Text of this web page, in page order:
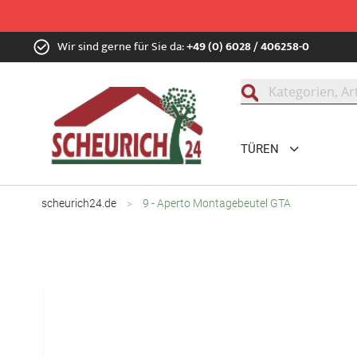
Zum
Inhalt Wir sind gerne für Sie da:+49 (0) 6028 / 406258-0
TÜREN
scheurich24.de 9 - Aperto Montagebeutel GTA